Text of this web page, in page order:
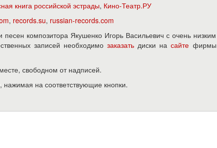
книга российской эстрады, Кино-Театр.РУ
, records.su, russian-records.com
композитора Якушенко Игорь Васильевич с очень низким
записей необходимозаказать диски насайте фирмы
свободном от надписей.
на соответствующие кнопки.